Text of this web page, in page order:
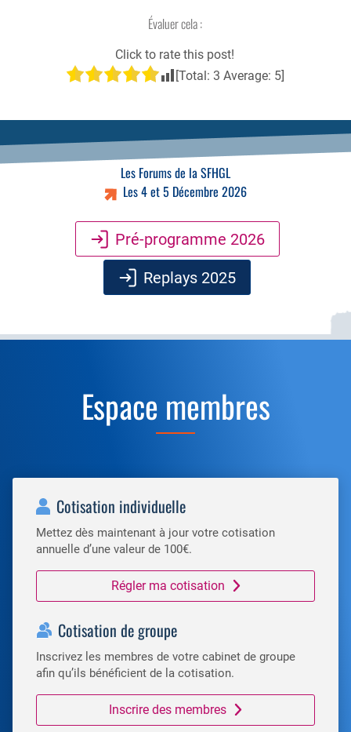
Évaluer cela :
Click to rate this post!
[Total: 3 Average: 5]
Les Forums de la SFHGL
Les 4 et 5 Décembre 2026
Pré-programme 2026
Replays 2025
Espace membres
Cotisation individuelle
Mettez dès maintenant à jour votre cotisation
annuelle d’une valeur de 100€.
Régler ma cotisation
Cotisation de groupe
Inscrivez les membres de votre cabinet de groupe
afin qu’ils bénéficient de la cotisation.
Inscrire des membres